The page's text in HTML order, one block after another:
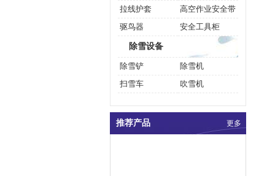
拉线护套
高空作业安全带
驱鸟器
安全工具柜
除雪设备
除雪铲
除雪机
扫雪车
吹雪机
推荐产品 更多